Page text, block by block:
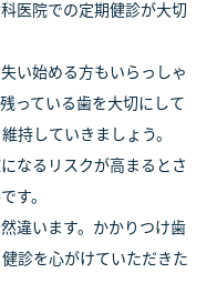
医院での定期健診が大切
い始める方もいらっしゃ
っている歯を大切にして
持していきましょう。
なるリスクが高まるとさ
す。
違います。かかりつけ歯
診を心がけていただきた